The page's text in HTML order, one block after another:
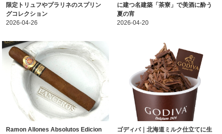
限定トリュフやプラリネのスプリン
グコレクション
2026-04-26
に建つ名建築「茶寮」で美酒に酔う
夏の宵
2026-04-20
Ramon Allones Absolutos Edicion
ゴディバ｜北海道ミルク仕立てに生